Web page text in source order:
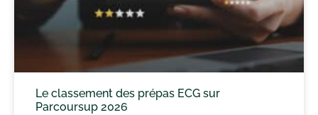
Le classement des prépas ECG sur
Parcoursup 2026